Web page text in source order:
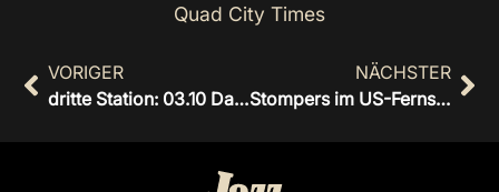
Quad City Times
VORIGER
dritte Station: 03.10 Davenport
NÄCHSTER
Stompers im US-Fernsehsender CBS